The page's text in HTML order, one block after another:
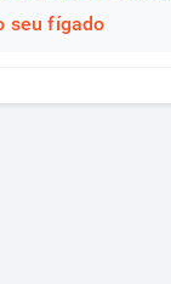
seu fígado